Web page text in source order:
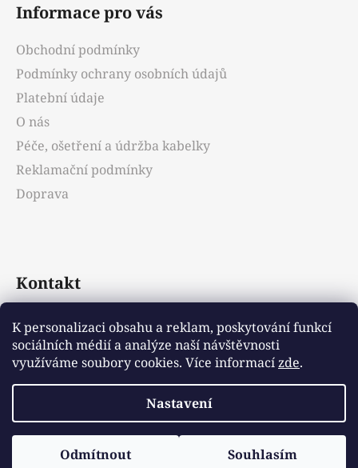
K personalizaci obsahu a reklam, poskytování funkcí
sociálních médií a analýze naší návštěvnosti
využíváme soubory cookies. Více informacízde.
Nastavení
Odmítnout Souhlasím
Informace pro vás
Obchodní podmínky
Podmínky ochrany osobních údajů
Platební údaje
O nás
Péče, ošetření a údržba kabelky
Reklamační podmínky
Doprava
Kontakt
info@emotys.cz
+421903231812
Vytvořil Shoptet
Copyright 2026
. Všechna práva